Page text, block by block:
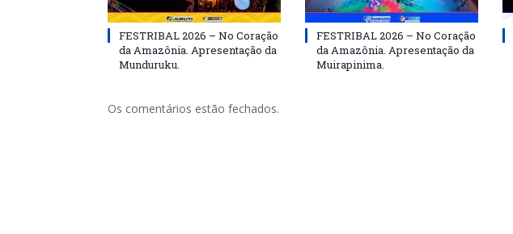
FESTRIBAL 2026 – No Coração
da Amazônia. Apresentação da
Munduruku.
FESTRIBAL 2026 – No Coração
da Amazônia. Apresentação da
Muirapinima.
Os comentários estão fechados.